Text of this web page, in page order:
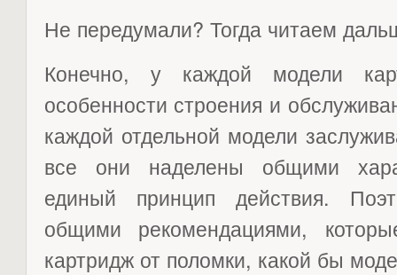
Не передумали? Тогда читаем
Конечно, у каждой модели
особенности строения и
каждой отдельной модели
все они наделены общими
единый принцип действия.
общими рекомендациями,
картридж от поломки, какой бы